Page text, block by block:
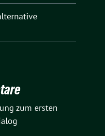
zum ersten